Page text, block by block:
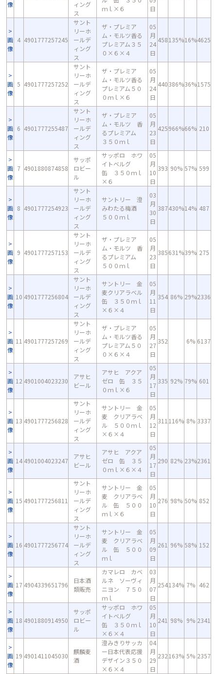
像
ィング
ス
ｍｌ×６
日
画
像
4 4901777257245
サント
リーホ
ールデ
ィング
ス
ザ・プレミア
ム・モルツ香る
プレミアム３５
０×６×４
05
月
24
日
458135%16%4625
画
像
5 4901777257252
サント
リーホ
ールデ
ィング
ス
ザ・プレミア
ム・モルツ香る
プレミアム５０
０ｍｌ×６
05
月
24
日
440386%36%1575
画
像
6 4901777255487
サント
リーホ
ールデ
ィング
ス
ザ・プレミア
ム・モルツ 香
るプレミアム
３５０ｍｌ
05
月
23
日
425966%66% 210
画
像
7 4901880874858
サッポ
ロビー
ル
サッポロ ホワ
イトベルグ
缶 ３５０ｍｌ
×６
05
月
10
日
393 90% 57% 599
画
像
8 4901777254923
サント
リーホ
ールデ
ィング
ス
サントリー 澄
みわたる梅酒
５００ｍｌ
03
月
30
日
387430%14% 487
画
像
9 4901777257153
サント
リーホ
ールデ
ィング
ス
ザ・プレミア
ム・モルツ 香
るプレミアム
５００ｍｌ
05
月
23
日
385631%39% 275
画
像
10 4901777256804
サント
リーホ
ールデ
ィング
ス
サントリー 金
麦クリアラベル
缶 ３５０ｍｌ
×６×４
05
月
11
日
354 86% 29%2336
画
像
11 4901777257269
サント
リーホ
ールデ
ィング
ス
ザ・プレミア
ム・モルツ香る
プレミアム５０
０×６×４
05
月
27
日
352 6% 6137
画
像
12 4901004023230
アサヒ
ビール
アサヒ アクア
ゼロ 缶 ３５
０ｍｌ×６
05
月
17
日
335 92% 79% 601
画
像
13 4901777256828
サント
リーホ
ールデ
ィング
ス
サントリー 金
麦 クリアラベ
ル ５００ｍｌ
×６×４
05
月
12
日
311 116% 8% 3337
画
像
14 4901004023247
アサヒ
ビール
アサヒ アクア
ゼロ 缶 ３５
０ｍｌ×６×４
05
月
17
日
290 82% 23%2361
画
像
15 4901777256811
サント
リーホ
ールデ
ィング
ス
サントリー 金
麦 クリアラベ
ル 缶 ５００
ｍｌ×６
05
月
10
日
276 98% 50% 852
画
像
16 4901777256774
サント
リーホ
ールデ
ィング
ス
サントリー 金
麦 クリアラベ
ル 缶 ５００
ｍｌ
05
月
09
日
261 96% 58% 152
画
像
17 4904339651796
日本酒
類販売
カマレロ カベ
ルネ ソーヴィ
ニヨン ７５０
ｍｌ
03
月
07
日
254134% 7% 462
画
像
18 4901880914950
サッポ
ロビー
ル
サッポロ ホワ
イトベルグ
缶 ３５０ｍｌ
×６×４
05
月
10
日
241 98% 9% 2341
画
像
19 4901411045030
麒麟麦
酒
澄みきりサッカ
ー日本代表応援
デザイン３５０
×６×４
04
月
29
日
232163% 5% 2357